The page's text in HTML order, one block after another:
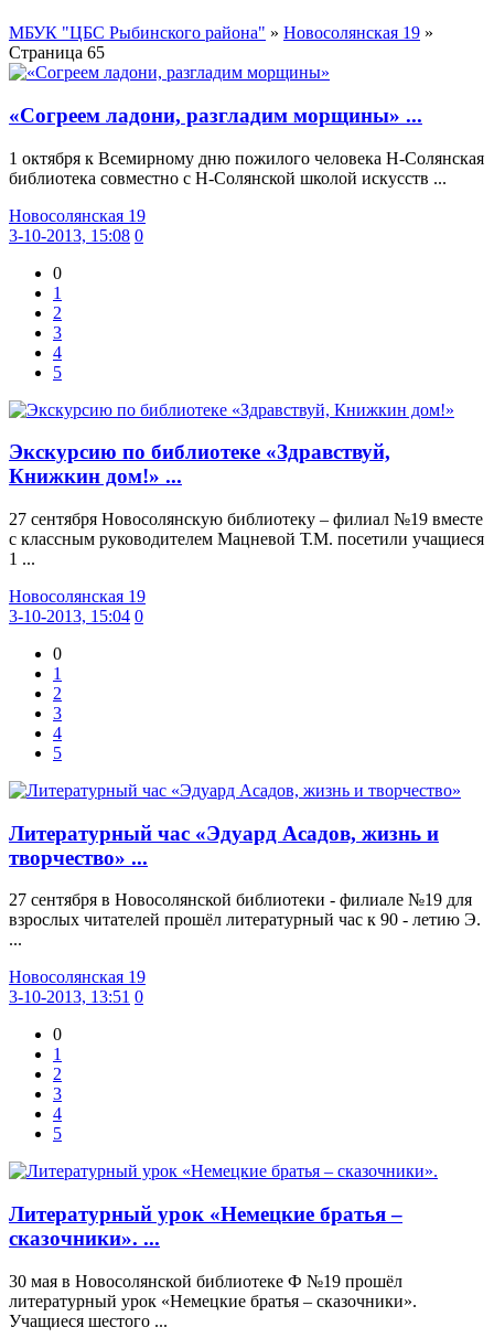
МБУК "ЦБС Рыбинского района" » Новосолянская 19 »
Страница 65
«Согреем ладони, разгладим морщины» ...
1 октября к Всемирному дню пожилого человека Н-Солянская
библиотека совместно с Н-Солянской школой искусств ...
Новосолянская 19
3-10-2013, 15:08 0
0
1
2
3
4
5
Экскурсию по библиотеке «Здравствуй,
Книжкин дом!» ...
27 сентября Новосолянскую библиотеку – филиал №19 вместе
с классным руководителем Мацневой Т.М. посетили учащиеся
1 ...
Новосолянская 19
3-10-2013, 15:04 0
0
1
2
3
4
5
Литературный час «Эдуард Асадов, жизнь и
творчество» ...
27 сентября в Новосолянской библиотеки - филиале №19 для
взрослых читателей прошёл литературный час к 90 - летию Э.
...
Новосолянская 19
3-10-2013, 13:51 0
0
1
2
3
4
5
Литературный урок «Немецкие братья –
сказочники». ...
30 мая в Новосолянской библиотеке Ф №19 прошёл
литературный урок «Немецкие братья – сказочники».
Учащиеся шестого ...